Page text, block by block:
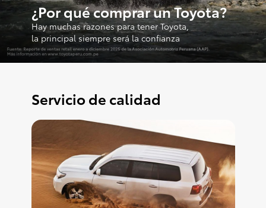
Mundo Toyota
Contáctanos
Consultas Reclamos
¿Por qué comprar un Toyota?
Hay muchas razones para tener Toyota,
la principal siempre será la confianza
Servicio de calidad